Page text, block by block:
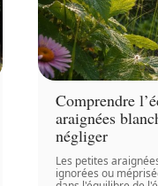
Comprendre
araignées
négliger
Les petites
ignorées ou